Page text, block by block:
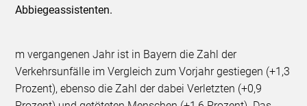
Abbiegeassistenten.
m vergangenen Jahr ist in Bayern die Zahl der
Verkehrsunfälle im Vergleich zum Vorjahr gestiegen (+1,3
Prozent), ebenso die Zahl der dabei Verletzten (+0,9